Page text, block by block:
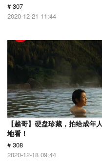
# 307
2020-12-21 11:44
【越哥】硬盘珍藏，拍给成年
地看！
# 308
2020-12-18 09:44